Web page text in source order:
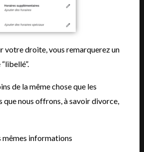
votre droite, vous remarquerez un
de la même chose que les
nous offrons, à savoir divorce,
mêmes informations